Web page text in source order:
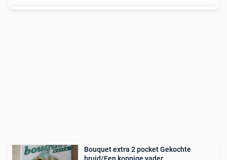
Bouquet extra 2 pocket Gekochte
bruid/Een koppige vader